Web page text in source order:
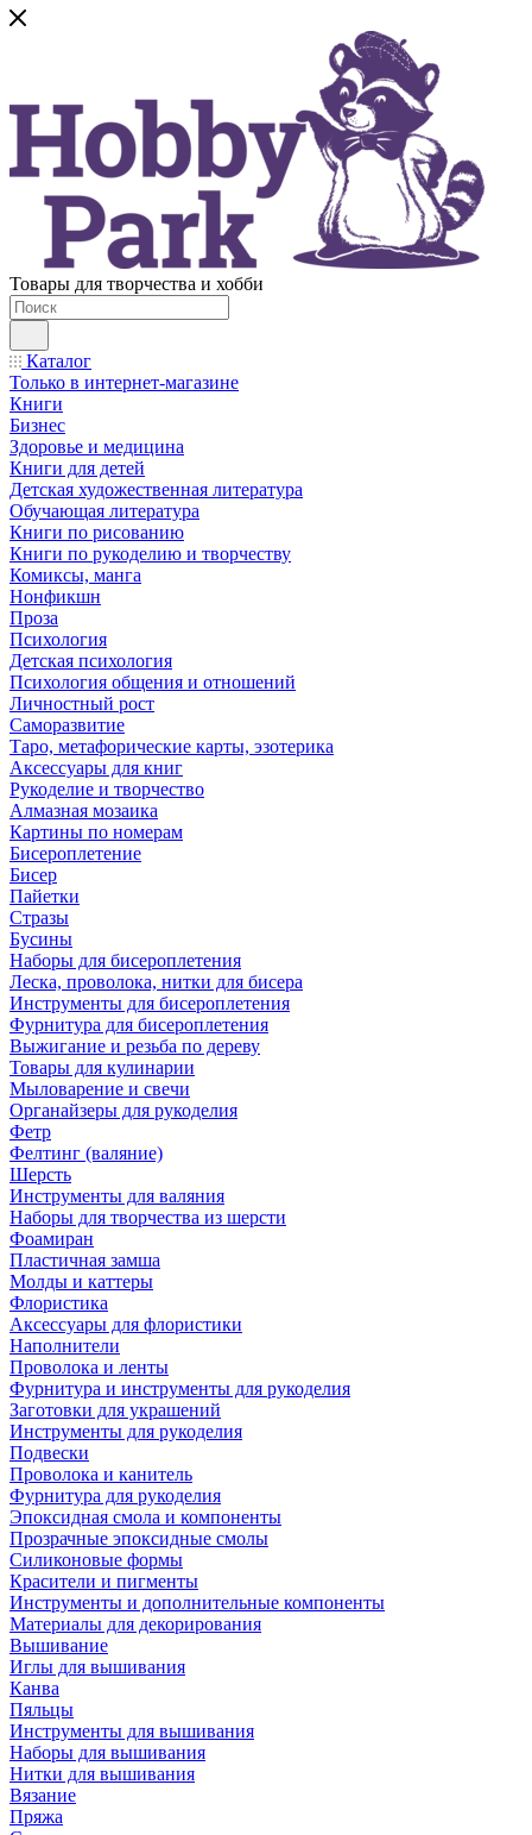
Товары для творчества и хобби
Каталог
Только в интернет-магазине
Книги
Бизнес
Здоровье и медицина
Книги для детей
Детская художественная литература
Обучающая литература
Книги по рисованию
Книги по рукоделию и творчеству
Комиксы, манга
Нонфикшн
Проза
Психология
Детская психология
Психология общения и отношений
Личностный рост
Саморазвитие
Таро, метафорические карты, эзотерика
Аксессуары для книг
Рукоделие и творчество
Алмазная мозаика
Картины по номерам
Бисероплетение
Бисер
Пайетки
Стразы
Бусины
Наборы для бисероплетения
Леска, проволока, нитки для бисера
Инструменты для бисероплетения
Фурнитура для бисероплетения
Выжигание и резьба по дереву
Товары для кулинарии
Мыловарение и свечи
Органайзеры для рукоделия
Фетр
Фелтинг (валяние)
Шерсть
Инструменты для валяния
Наборы для творчества из шерсти
Фоамиран
Пластичная замша
Молды и каттеры
Флористика
Аксессуары для флористики
Наполнители
Проволока и ленты
Фурнитура и инструменты для рукоделия
Заготовки для украшений
Инструменты для рукоделия
Подвески
Проволока и канитель
Фурнитура для рукоделия
Эпоксидная смола и компоненты
Прозрачные эпоксидные смолы
Силиконовые формы
Красители и пигменты
Инструменты и дополнительные компоненты
Материалы для декорирования
Вышивание
Иглы для вышивания
Канва
Пяльцы
Инструменты для вышивания
Наборы для вышивания
Нитки для вышивания
Вязание
Пряжа